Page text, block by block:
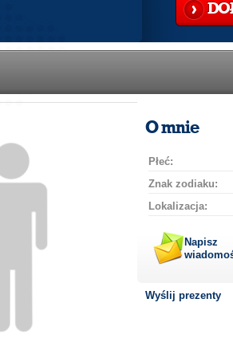
O mnie
Płeć:
Znak zodiaku:
Lokalizacja:
Napisz
Wyślij prezenty